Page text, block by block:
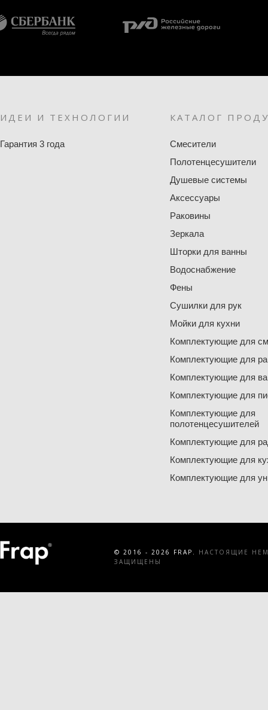
ИДЕИ И ТЕХНОЛОГИИ
Гарантия 3 года
КАТАЛОГ
Смесители
Полотенцесушители
Душевые системы
Аксессуары
Раковины
Зеркала
Шторки для ванны
Водоснабжение
Фены
Сушилки для рук
Мойки для кухни
Комплектующие для
Комплектующие для
Комплектующие для
Комплектующие для
Комплектующие для
полотенцесушителей
Комплектующие для
Комплектующие для
Комплектующие для
© 2016 - 2026 FRAP.
НАСТОЯЩИЕ
ЗАЩИЩЕНЫ